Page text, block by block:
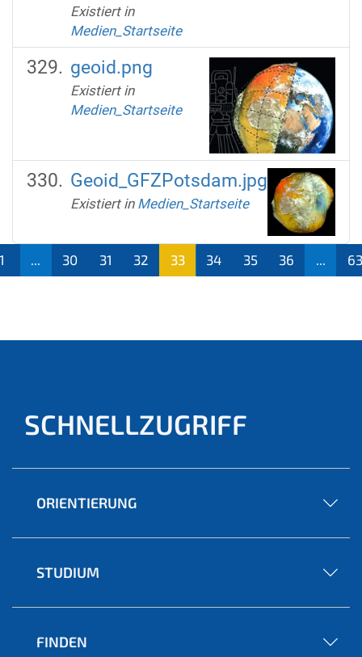
Existiert in
Medien_Startseite
geoid.png
Existiert in
Medien_Startseite
Geoid_GFZPotsdam.jpg
Existiert in Medien_Startseite
1 30 31 32
33
34 35 36 63
SCHNELLZUGRIFF
ORIENTIERUNG
STUDIUM
FINDEN